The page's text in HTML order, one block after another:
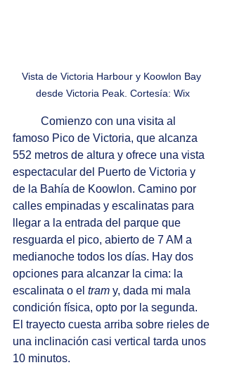
Vista de Victoria Harbour y Koowlon Bay
desde Victoria Peak. Cortesía: Wix
Comienzo con una visita al
famoso Pico de Victoria, que alcanza
552 metros de altura y ofrece una vista
espectacular del Puerto de Victoria y
de la Bahía de Koowlon. Camino por
calles empinadas y escalinatas para
llegar a la entrada del parque que
resguarda el pico, abierto de 7 AM a
medianoche todos los días. Hay dos
opciones para alcanzar la cima: la
escalinata o el tram y, dada mi mala
condición física, opto por la segunda.
El trayecto cuesta arriba sobre rieles de
una inclinación casi vertical tarda unos
10 minutos.